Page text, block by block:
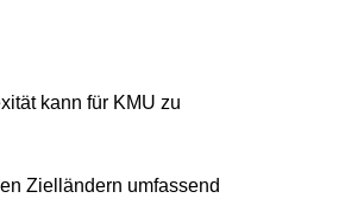
kann für KMU zu
Zielländern umfassend